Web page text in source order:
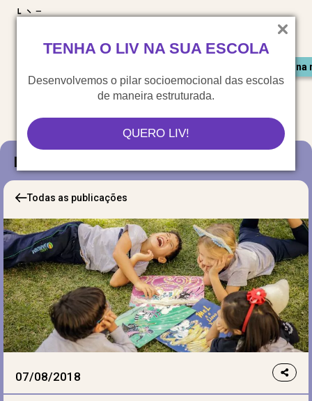
TENHA O LIV NA SUA ESCOLA
Desenvolvemos o pilar socioemocional das escolas
de maneira estruturada.
QUERO LIV!
Saiu
Blog
Todas as publicações
07/08/2018